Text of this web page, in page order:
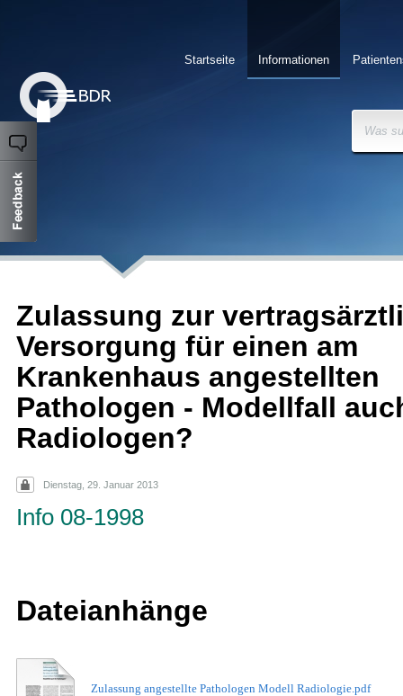
Informationen
Startseite
Was
Zulassung zur
Versorgung für einen am
Krankenhaus angestellten
Pathologen - Modellfall
Radiologen?
Dienstag, 29. Januar 2013
Info 08-1998
Dateianhänge
Zulassung angestellte Pathologen Modell Radiologie.pdf